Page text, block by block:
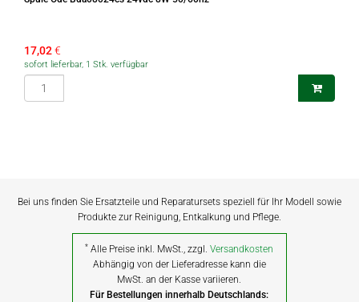
17,02€
sofort lieferbar, 1 Stk. verfügbar
Bei uns finden Sie Ersatzteile und Reparatursets speziell für Ihr Modell sowie
Produkte zur Reinigung, Entkalkung und Pflege.
* Alle Preise inkl. MwSt., zzgl.Versandkosten
Abhängig von der Lieferadresse kann die
MwSt. an der Kasse variieren.
Für Bestellungen innerhalb Deutschlands: